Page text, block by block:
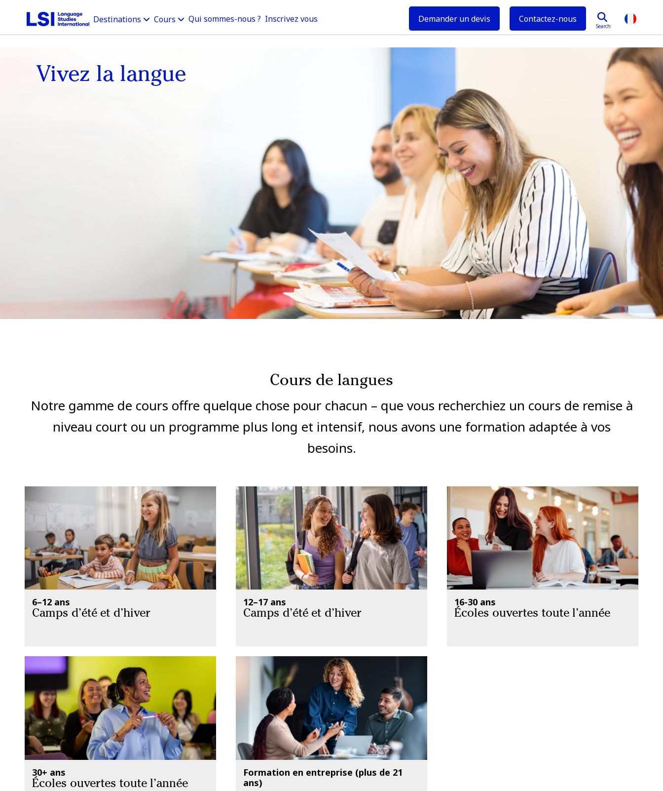
Destinations Cours Qui sommes-nous ? Inscrivez vous Demander un devis Contactez-nous
Search
Vivez la langue
Cours de langues
Notre gamme de cours offre quelque chose pour chacun – que vous recherchiez un cours de remise à
niveau court ou un programme plus long et intensif, nous avons une formation adaptée à vos
besoins.
6–12 ans
Camps d’été et d’hiver
12–17 ans
Camps d’été et d’hiver
16-30 ans
Écoles ouvertes toute l’année
30+ ans
Écoles ouvertes toute l’année
Formation en entreprise (plus de 21
ans)